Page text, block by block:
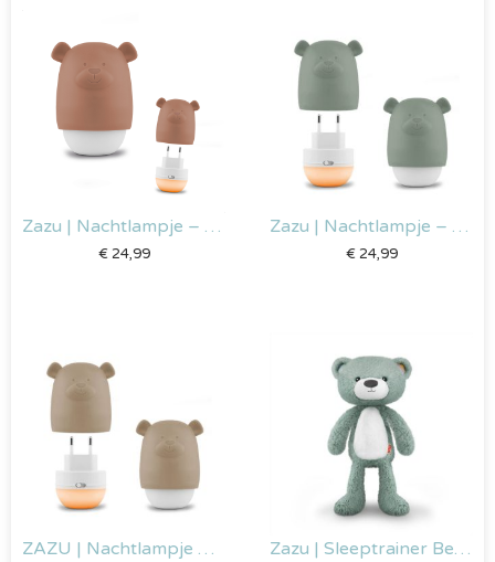
Zazu | Nachtlampje – Benny the bear – Bruin
€24,99
Zazu | Nachtlampje – Benny the bear – Groen
€24,99
ZAZU | Nachtlampje – Benny the bear – Taupe Zazu | Sleeptrainer Bear Brody – Blue